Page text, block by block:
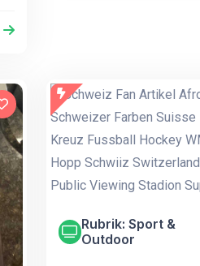
Rubrik: Sport &
Outdoor